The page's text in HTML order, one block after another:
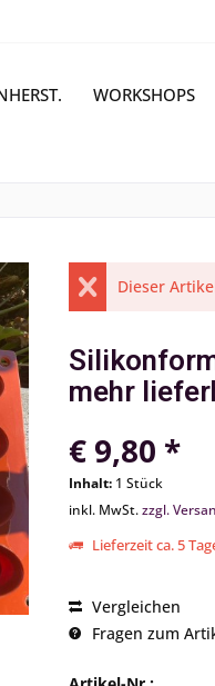
WORKSHOPS
Dieser
mehr
€ 9,80 *
Inhalt: 1 Stück
inkl. MwSt.zzgl.
Lieferzeit ca. 5
Vergleichen
Fragen zum